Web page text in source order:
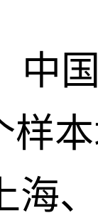
样
海